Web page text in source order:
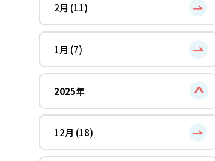
2月 (11)
1月 (7)
2025年
12月 (18)